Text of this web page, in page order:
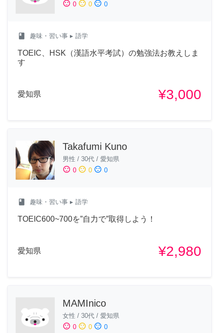
sentiment_satisfied 0 sentiment_neutral 0 sentiment_dissatisfied 0
class 趣味・習い事 ▸ 語学
TOEIC、HSK（漢語水平考試）の勉強法お教えしま
す
愛知県 ¥3,000
Takafumi Kuno
男性 / 30代 / 愛知県
sentiment_satisfied 0 sentiment_neutral 0 sentiment_dissatisfied 0
class 趣味・習い事 ▸ 語学
TOEIC600~700を”自力で”取得しよう！
愛知県 ¥2,980
MAMInico
女性 / 30代 / 愛知県
sentiment_satisfied 0 sentiment_neutral 0 sentiment_dissatisfied 0